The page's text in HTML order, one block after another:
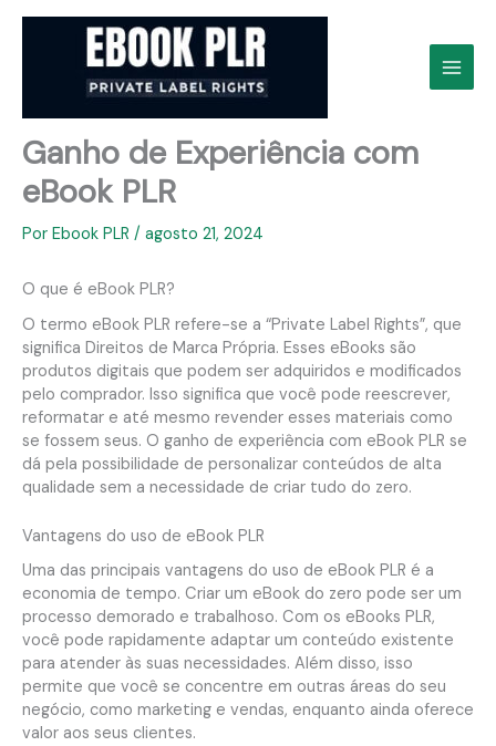
Ganho de Experiência com
eBook PLR
Por Ebook PLR / agosto 21, 2024
O que é eBook PLR?
O termo eBook PLR refere-se a “Private Label Rights”, que
significa Direitos de Marca Própria. Esses eBooks são
produtos digitais que podem ser adquiridos e modificados
pelo comprador. Isso significa que você pode reescrever,
reformatar e até mesmo revender esses materiais como
se fossem seus. O ganho de experiência com eBook PLR se
dá pela possibilidade de personalizar conteúdos de alta
qualidade sem a necessidade de criar tudo do zero.
Vantagens do uso de eBook PLR
Uma das principais vantagens do uso de eBook PLR é a
economia de tempo. Criar um eBook do zero pode ser um
processo demorado e trabalhoso. Com os eBooks PLR,
você pode rapidamente adaptar um conteúdo existente
para atender às suas necessidades. Além disso, isso
permite que você se concentre em outras áreas do seu
negócio, como marketing e vendas, enquanto ainda oferece
valor aos seus clientes.